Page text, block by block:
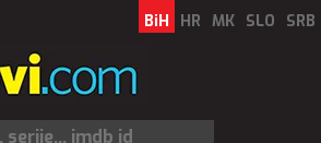
BiH HR MK SLO SRB